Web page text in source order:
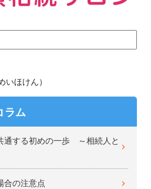
ほけん）
ラム
通する初めの一歩 ～相続人と
合の注意点